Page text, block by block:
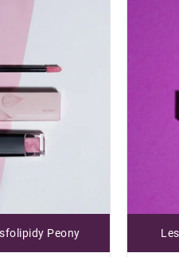
Peony